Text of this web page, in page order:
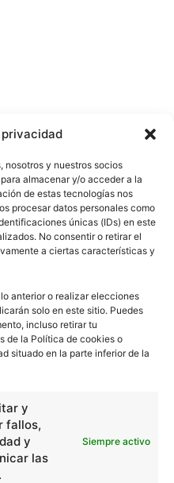
nosotros y nuestros socios
almacenar y/o acceder a la
de estas tecnologías nos
procesar datos personales como
únicas (IDs) en este
No consentir o retirar el
a ciertas características y
anterior o realizar elecciones
solo en este sitio. Puedes
incluso retirar tu
de la Política de cookies o
situado en la parte inferior de la
y
fallos,
y
las
Siempre activo